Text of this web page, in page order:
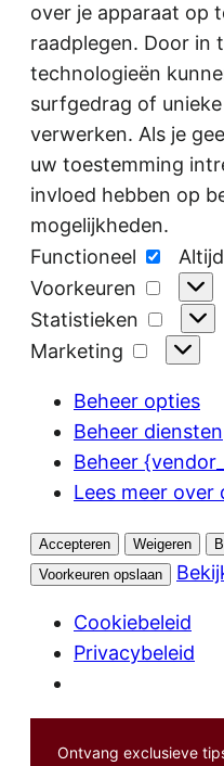
over je apparaat op
raadplegen. Door in
technologieën
surfgedrag of
verwerken. Als je
uw toestemming
invloed hebben op
mogelijkheden.
Functioneel
Voorkeuren
Statistieken
Marketing
Beheer opties
Beheer diensten
Beheer
Lees meer over
Accepteren Weigeren
Voorkeuren opslaan
Cookiebeleid
Privacybeleid
Ontvang exclusieve